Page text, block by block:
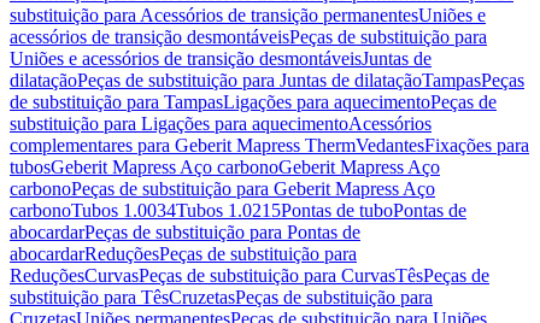
substituição para Acessórios de transição permanentesUniões e
acessórios de transição desmontáveisPeças de substituição para
Uniões e acessórios de transição desmontáveisJuntas de
dilataçãoPeças de substituição para Juntas de dilataçãoTampasPeças
de substituição para TampasLigações para aquecimentoPeças de
substituição para Ligações para aquecimentoAcessórios
complementares para Geberit Mapress ThermVedantesFixações para
tubosGeberit Mapress Aço carbonoGeberit Mapress Aço
carbonoPeças de substituição para Geberit Mapress Aço
carbonoTubos 1.0034Tubos 1.0215Pontas de tuboPontas de
abocardarPeças de substituição para Pontas de
abocardarReduçõesPeças de substituição para
ReduçõesCurvasPeças de substituição para CurvasTêsPeças de
substituição para TêsCruzetasPeças de substituição para
CruzetasUniões permanentesPeças de substituição para Uniões